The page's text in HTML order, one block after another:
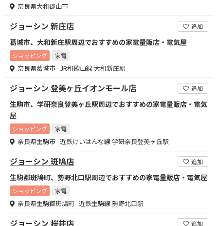
奈良県大和郡山市
ジョーシン 新庄店 追加
葛城市、大和新庄駅周辺でおすすめの家電量販店・電気屋
ショッピング 家電
奈良県葛城市 JR和歌山線 大和新庄駅
ジョーシン 登美ヶ丘イオンモール店 追加
生駒市、学研奈良登美ヶ丘駅周辺でおすすめの家電量販店・電気
屋
ショッピング 家電
奈良県生駒市 近鉄けいはんな線 学研奈良登美ヶ丘駅
ジョーシン 斑鳩店 追加
生駒郡斑鳩町、勢野北口駅周辺でおすすめの家電量販店・電気屋
ショッピング 家電
奈良県生駒郡斑鳩町 近鉄生駒線 勢野北口駅
ジョーシン 桜井店 追加